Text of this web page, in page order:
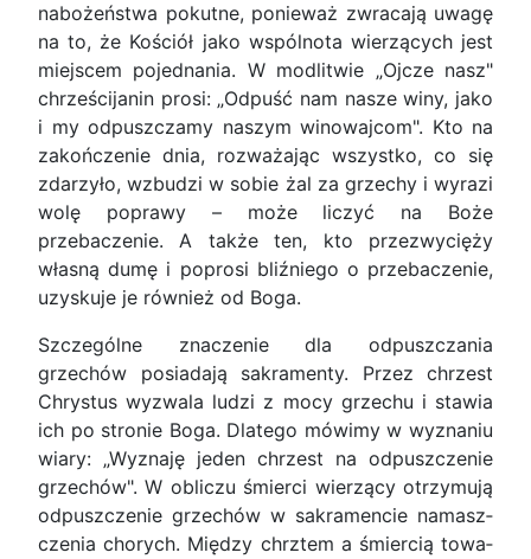
nabożeństwa pokutne, ponieważ zwracają uwagę
na to, że Kościół jako wspólnota wierzą­cych jest
miejscem pojednania. W modlitwie „Oj­cze nasz"
chrześcijanin prosi: „Odpuść nam nasze winy, jako
i my odpuszczamy naszym winowaj­com". Kto na
zakończenie dnia, rozważając wszystko, co się
zdarzyło, wzbudzi w sobie żal za grzechy i wyrazi
wolę poprawy – może liczyć na Boże
przebaczenie. A także ten, kto przezwycięży
własną dumę i poprosi bliźniego o przebaczenie,
uzyskuje je również od Boga.
Szczególne znaczenie dla odpuszczania
grzechów posiadają sakramenty. Przez chrzest
Chrystus wyzwala ludzi z mocy grzechu i stawia
ich po stronie Boga. Dlatego mówimy w wyznaniu
wiary: „Wyznaję jeden chrzest na odpuszczenie
grzechów". W obliczu śmierci wierzący otrzymują
odpuszczenie grzechów w sakramencie namasz­
czenia chorych. Między chrztem a śmiercią towa­